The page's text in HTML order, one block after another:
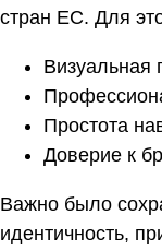
стран ЕС. Для
Визуальная
Простота
Доверие к
Важно было
идентичность,